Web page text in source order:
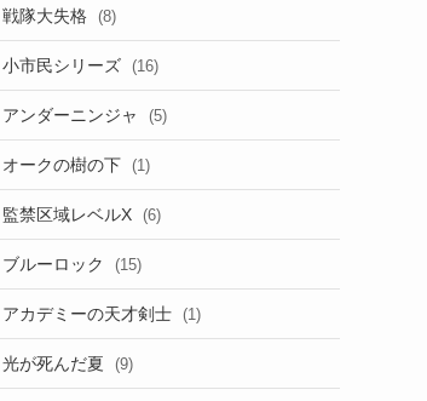
戦隊大失格 (8)
小市民シリーズ (16)
アンダーニンジャ (5)
オークの樹の下 (1)
監禁区域レベルX (6)
ブルーロック (15)
アカデミーの天才剣士 (1)
光が死んだ夏 (9)